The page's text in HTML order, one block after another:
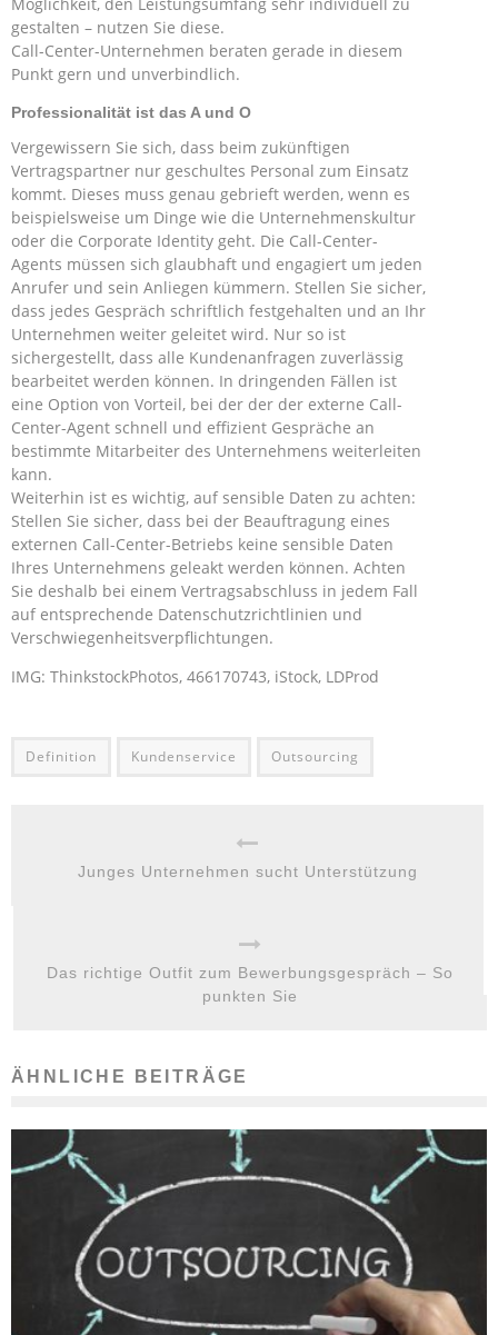
gestalten – nutzen Sie diese.
Call-Center-Unternehmen beraten gerade in diesem
Punkt gern und unverbindlich.
Professionalität ist das A und O
Vergewissern Sie sich, dass beim zukünftigen
Vertragspartner nur geschultes Personal zum Einsatz
kommt. Dieses muss genau gebrieft werden, wenn es
beispielsweise um Dinge wie die Unternehmenskultur
oder die Corporate Identity geht. Die Call-Center-
Agents müssen sich glaubhaft und engagiert um jeden
Anrufer und sein Anliegen kümmern. Stellen Sie sicher,
dass jedes Gespräch schriftlich festgehalten und an Ihr
Unternehmen weiter geleitet wird. Nur so ist
sichergestellt, dass alle Kundenanfragen zuverlässig
bearbeitet werden können. In dringenden Fällen ist
eine Option von Vorteil, bei der der der externe Call-
Center-Agent schnell und effizient Gespräche an
bestimmte Mitarbeiter des Unternehmens weiterleiten
kann.
Weiterhin ist es wichtig, auf sensible Daten zu achten:
Stellen Sie sicher, dass bei der Beauftragung eines
externen Call-Center-Betriebs keine sensible Daten
Ihres Unternehmens geleakt werden können. Achten
Sie deshalb bei einem Vertragsabschluss in jedem Fall
auf entsprechende Datenschutzrichtlinien und
Verschwiegenheitsverpflichtungen.
IMG: ThinkstockPhotos, 466170743, iStock, LDProd
Definition Kundenservice Outsourcing
Junges Unternehmen sucht Unterstützung
Das richtige Outfit zum Bewerbungsgespräch – So
punkten Sie
ÄHNLICHE BEITRÄGE